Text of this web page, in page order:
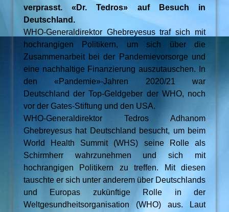
verprasst. «Dr. Tedros» auf Besuch in
Deutschland.
WHO-Generaldirektor Ghebreyesus traf sich mit
hochrangigen Politikern, um sich über die
Zusammenarbeit bei der Pandemievorsorge und
eine nachhaltige Finanzierung auszutauschen. In
den «Pandemie»-Jahren 2020/21 war
Deutschland der Top-Geldgeber der WHO, noch
vor der Gates-Stiftung und den USA.
WHO-Generaldirektor Tedros Adhanom
Ghebreyesus hat Deutschland besucht, um beim
World Health Summit (WHS) seine Rolle als
Schirmherr wahrzunehmen und sich mit
hochrangigen Politikern zu treffen. Mit diesen
tauschte er sich unter anderem über Deutschlands
und Europas zukünftige Rolle in der
Weltgesundheitsorganisation (WHO) aus. Laut